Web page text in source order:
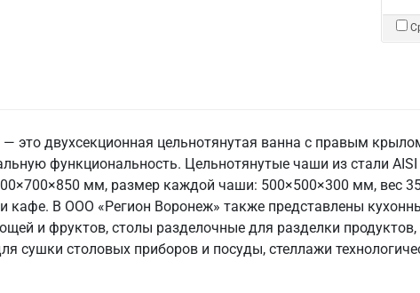
это двухсекционная цельнотянутая ванна с правым
функциональность. Цельнотянутые чаши из стали
мм, размер каждой чаши: 500×500×300 мм, вес 35
кафе. В ООО «Регион Воронеж» также представлены
и фруктов, столы разделочные для разделки
сушки столовых приборов и посуды, стеллажи